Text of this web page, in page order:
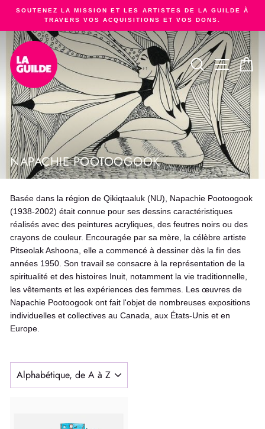
Passer
contenu
Pause
SOUTENEZ LA MISSION ET LES ARTISTES DE LA GUILDE À
TRAVERS VOS ACQUISITIONS ET VOS DONS.
RECHERCHER
NAPACHIE POOTOOGOOK
Basée dans la région de Qikiqtaaluk (NU), Napachie Pootoogook
(1938-2002) était connue pour ses dessins caractéristiques
réalisés avec des peintures acryliques, des feutres noirs ou des
crayons de couleur. Encouragée par sa mère, la célèbre artiste
Pitseolak Ashoona, elle a commencé à dessiner dès la fin des
années 1950. Son travail se consacre à la représentation de la
spiritualité et des histoires Inuit, notamment la vie traditionnelle,
les vêtements et les expériences des femmes. Les œuvres de
Napachie Pootoogook ont fait l'objet de nombreuses expositions
individuelles et collectives au Canada, aux États-Unis et en
Europe.